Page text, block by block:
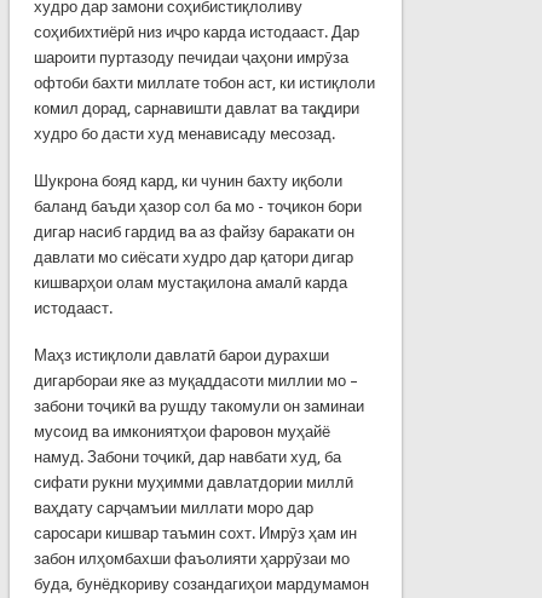
худро дар замони соҳибистиқлоливу
соҳибихтиёрӣ низ иҷро карда истодааст. Дар
шароити пуртазоду печидаи ҷаҳони имрӯза
офтоби бахти миллате тобон аст, ки истиқлоли
комил дорад, сарнавишти давлат ва тақдири
худро бо дасти худ менависаду месозад.
Шукрона бояд кард, ки чунин бахту иқболи
баланд баъди ҳазор сол ба мо - тоҷикон бори
дигар насиб гардид ва аз файзу баракати он
давлати мо сиёсати худро дар қатори дигар
кишварҳои олам мустақилона амалӣ карда
истодааст.
Маҳз истиқлоли давлатӣ барои дурахши
дигарбораи яке аз муқаддасоти миллии мо –
забони тоҷикӣ ва рушду такомули он заминаи
мусоид ва имкониятҳои фаровон муҳайё
намуд. Забони тоҷикӣ, дар навбати худ, ба
сифати рукни муҳимми давлатдории миллӣ
ваҳдату сарҷамъии миллати моро дар
саросари кишвар таъмин сохт. Имрӯз ҳам ин
забон илҳомбахши фаъолияти ҳаррӯзаи мо
буда, бунёдкориву созандагиҳои мардумамон